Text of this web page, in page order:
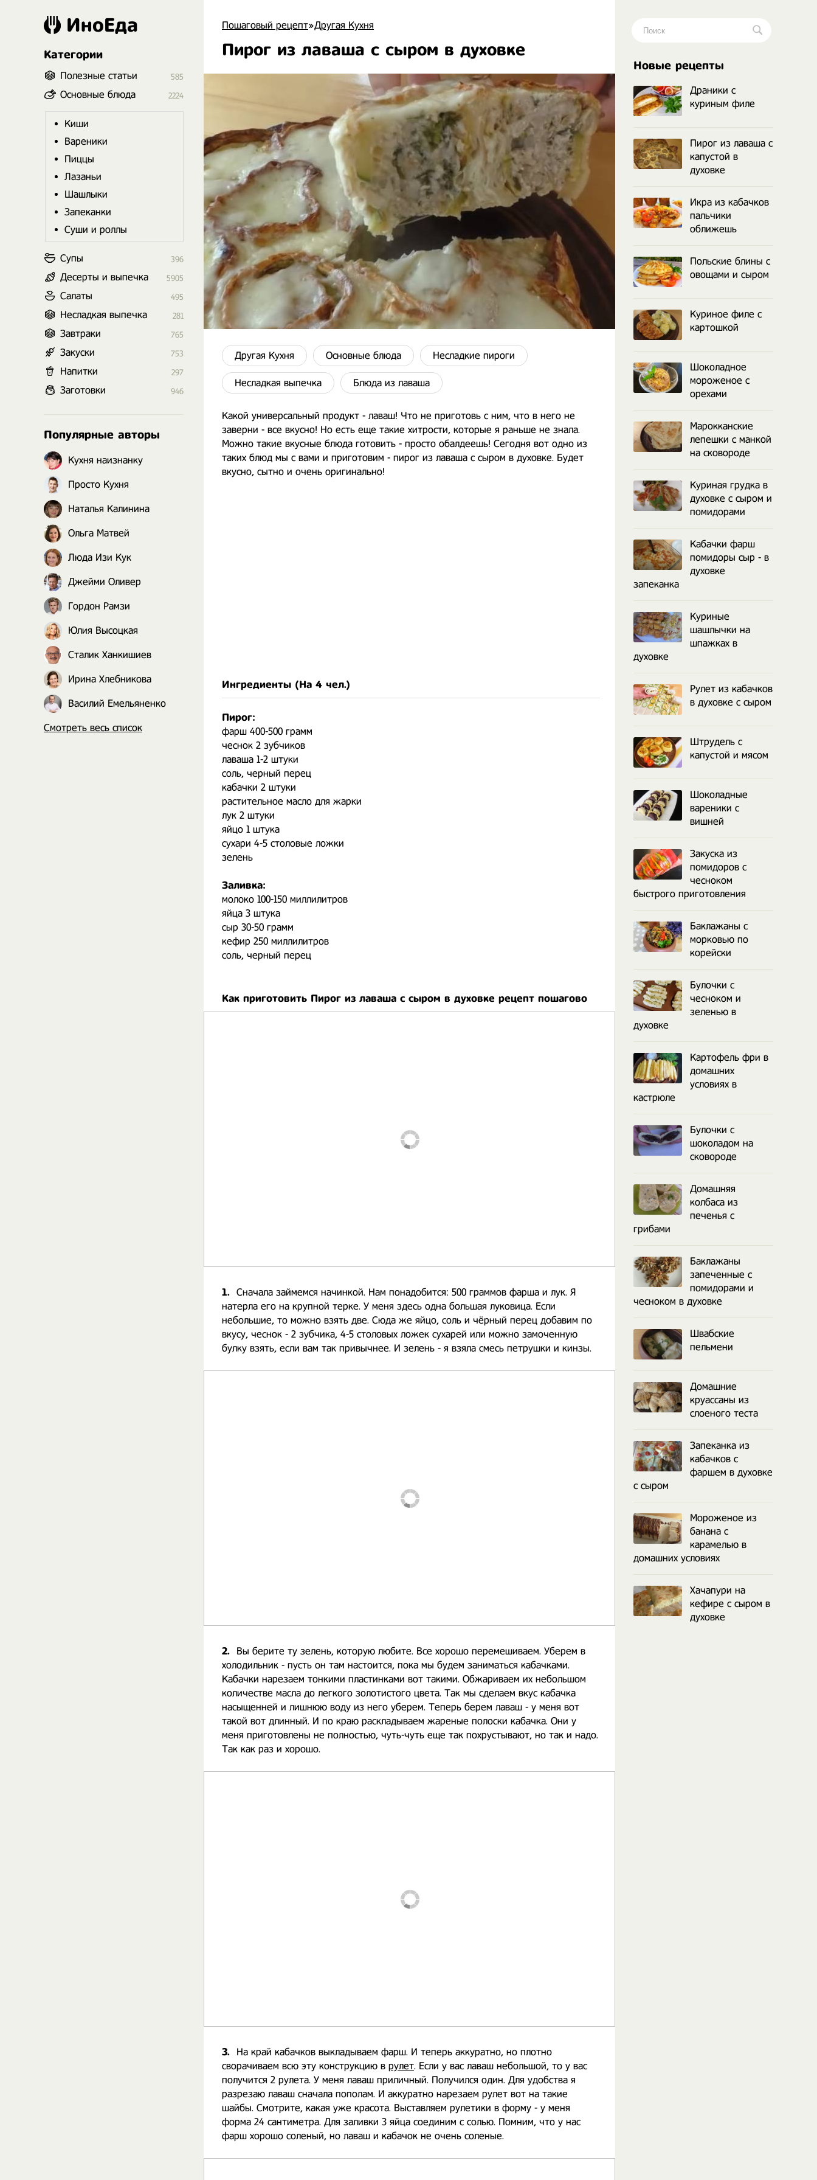
Пошаговый рецепт»Другая Кухня
Пирог из лаваша с сыром в духовке
Другая Кухня Основные блюда Несладкие пироги
Несладкая выпечка Блюда из лаваша
Какой универсальный продукт - лаваш! Что не приготовь с ним, что в него не
заверни - все вкусно! Но есть еще такие хитрости, которые я раньше не знала.
Можно такие вкусные блюда готовить - просто обалдеешь! Сегодня вот одно из
таких блюд мы с вами и приготовим - пирог из лаваша с сыром в духовке. Будет
вкусно, сытно и очень оригинально!
Ингредиенты (На 4 чел.)
Пирог:
фарш 400-500 грамм
чеснок 2 зубчиков
лаваша 1-2 штуки
соль, черный перец
кабачки 2 штуки
растительное масло для жарки
лук 2 штуки
яйцо 1 штука
сухари 4-5 столовые ложки
зелень
Заливка:
молоко 100-150 миллилитров
яйца 3 штука
сыр 30-50 грамм
кефир 250 миллилитров
соль, черный перец
Как приготовить Пирог из лаваша с сыром в духовке рецепт пошагово
1. Сначала займемся начинкой. Нам понадобится: 500 граммов фарша и лук. Я
натерла его на крупной терке. У меня здесь одна большая луковица. Если
небольшие, то можно взять две. Сюда же яйцо, соль и чёрный перец добавим по
вкусу, чеснок - 2 зубчика, 4-5 столовых ложек сухарей или можно замоченную
булку взять, если вам так привычнее. И зелень - я взяла смесь петрушки и кинзы.
2.
Вы берите ту зелень, которую любите. Все хорошо перемешиваем. Уберем в
холодильник - пусть он там настоится, пока мы будем заниматься кабачками.
Кабачки нарезаем тонкими пластинками вот такими. Обжариваем их небольшом
количестве масла до легкого золотистого цвета. Так мы сделаем вкус кабачка
насыщенней и лишнюю воду из него уберем. Теперь берем лаваш - у меня вот
такой вот длинный. И по краю раскладываем жареные полоски кабачка. Они у
меня приготовлены не полностью, чуть-чуть еще так похрустывают, но так и надо.
Так как раз и хорошо.
3.
На край кабачков выкладываем фарш. И теперь аккуратно, но плотно
сворачиваем всю эту конструкцию в рулет. Если у вас лаваш небольшой, то у вас
получится 2 рулета. У меня лаваш приличный. Получился один. Для удобства я
разрезаю лаваш сначала пополам. И аккуратно нарезаем рулет вот на такие
шайбы. Смотрите, какая уже красота. Выставляем рулетики в форму - у меня
форма 24 сантиметра. Для заливки 3 яйца соединим с солью. Помним, что у нас
фарш хорошо соленый, но лаваш и кабачок не очень соленые.
ИноЕда
Категории
Полезные статьи 585
Основные блюда 2224
Киши
Вареники
Пиццы
Лазаньи
Шашлыки
Запеканки
Суши и роллы
Супы 396
Десерты и выпечка 5905
Салаты 495
Несладкая выпечка 281
Завтраки 765
Закуски 753
Напитки 297
Заготовки 946
Популярные авторы
Кухня наизнанку
Просто Кухня
Наталья Калинина
Ольга Матвей
Люда Изи Кук
Джейми Оливер
Гордон Рамзи
Юлия Высоцкая
Сталик Ханкишиев
Ирина Хлебникова
Василий Емельяненко
Смотреть весь список
Новые рецепты
Драники с
куриным филе
Пирог из лаваша с
капустой в
духовке
Икра из кабачков
пальчики
оближешь
Польские блины с
овощами и сыром
Куриное филе с
картошкой
Шоколадное
мороженое с
орехами
Марокканские
лепешки с манкой
на сковороде
Куриная грудка в
духовке с сыром и
помидорами
Кабачки фарш
помидоры сыр - в
духовке
запеканка
Куриные
шашлычки на
шпажках в
духовке
Рулет из кабачков
в духовке с сыром
Штрудель с
капустой и мясом
Шоколадные
вареники с
вишней
Закуска из
помидоров с
чесноком
быстрого приготовления
Баклажаны с
морковью по
корейски
Булочки с
чесноком и
зеленью в
духовке
Картофель фри в
домашних
условиях в
кастрюле
Булочки с
шоколадом на
сковороде
Домашняя
колбаса из
печенья с
грибами
Баклажаны
запеченные с
помидорами и
чесноком в духовке
Швабские
пельмени
Домашние
круассаны из
слоеного теста
Запеканка из
кабачков с
фаршем в духовке
с сыром
Мороженое из
банана с
карамелью в
домашних условиях
Хачапури на
кефире с сыром в
духовке